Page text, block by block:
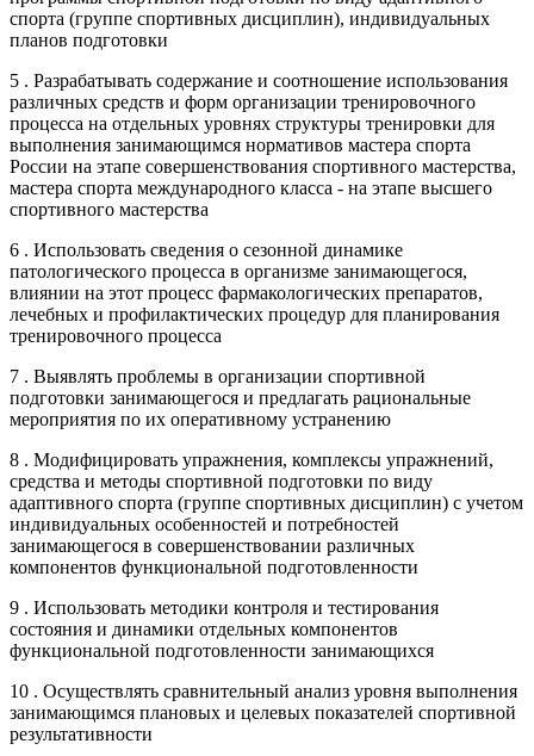
спорта (группе спортивных дисциплин), индивидуальных
планов подготовки
5 . Разрабатывать содержание и соотношение использования
различных средств и форм организации тренировочного
процесса на отдельных уровнях структуры тренировки для
выполнения занимающимся нормативов мастера спорта
России на этапе совершенствования спортивного мастерства,
мастера спорта международного класса - на этапе высшего
спортивного мастерства
6 . Использовать сведения о сезонной динамике
патологического процесса в организме занимающегося,
влиянии на этот процесс фармакологических препаратов,
лечебных и профилактических процедур для планирования
тренировочного процесса
7 . Выявлять проблемы в организации спортивной
подготовки занимающегося и предлагать рациональные
мероприятия по их оперативному устранению
8 . Модифицировать упражнения, комплексы упражнений,
средства и методы спортивной подготовки по виду
адаптивного спорта (группе спортивных дисциплин) с учетом
индивидуальных особенностей и потребностей
занимающегося в совершенствовании различных
компонентов функциональной подготовленности
9 . Использовать методики контроля и тестирования
состояния и динамики отдельных компонентов
функциональной подготовленности занимающихся
10 . Осуществлять сравнительный анализ уровня выполнения
занимающимся плановых и целевых показателей спортивной
результативности